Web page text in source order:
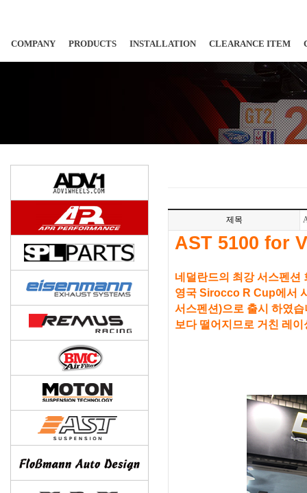
COMPANY PRODUCTS INSTALLATION CLEARANCE ITEM
제목
AST 5100 for
네덜란드의 최강 서스펜션
영국 Sirocco R Cup에서
서스펜션)으로 출시 하였
보다 떨어지므로 거친 레이